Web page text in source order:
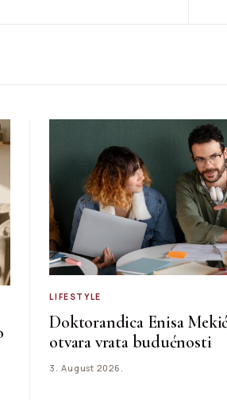
LIFESTYLE
Doktorandica Enisa
otvara vrata budućnosti
3. August 2026.